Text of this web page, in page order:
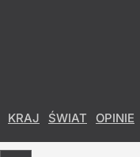
KRAJ ŚWIAT OPINIE